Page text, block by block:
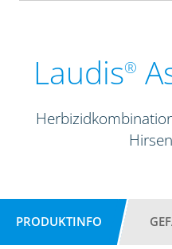
Laudis®
PRODUKTINFO